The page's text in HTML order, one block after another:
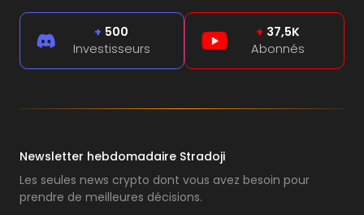
+ 500
Investisseurs
+ 37,5K
Abonnés
Newsletter hebdomadaire Stradoji
Les seules news crypto dont vous avez besoin pour
prendre de meilleures décisions.